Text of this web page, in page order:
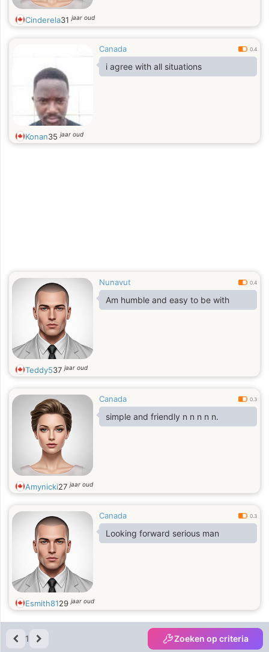
Cinderela31jaar oud
Canada 0.4
i agree with all situations
Konan35jaar oud
Nunavut 0.4
Am humble and easy to be with
Teddy537jaar oud
Canada 0.3
simple and friendly n n n n n.
Amynicki27jaar oud
Canada 0.3
Looking forward serious man
Esmith8129jaar oud
1 Zoeken op criteria